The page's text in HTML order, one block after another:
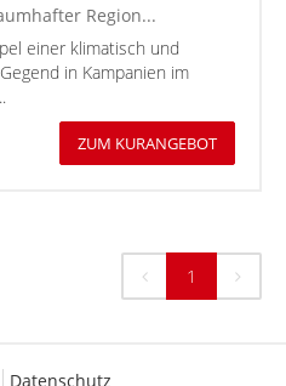
Region...
einer klimatisch und
in Kampanien im
ZUM KURANGEBOT
1
Datenschutz